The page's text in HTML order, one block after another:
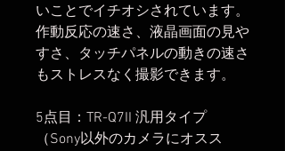
いことでイチオシされています。
作動反応の速さ、液晶画面の見や
すさ、タッチパネルの動きの速さ
もストレスなく撮影できます。
5点目：TR-Q7II 汎用タイプ
（Sony以外のカメラにオスス